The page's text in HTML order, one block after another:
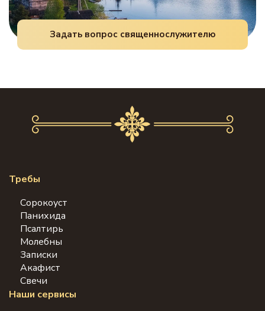
Задать вопрос священнослужителю
Требы
Сорокоуст
Панихида
Псалтирь
Молебны
Записки
Акафист
Свечи
Наши сервисы